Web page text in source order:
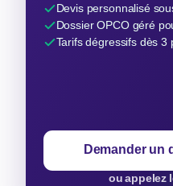
Devis personnalisé
Dossier OPCO géré
Tarifs dégressifs dès 3
Demander un
ou appelez